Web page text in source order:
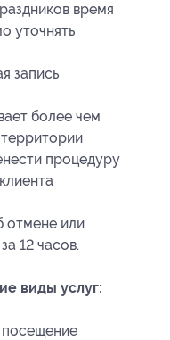
время
уточнять
запись
более чем
процедуру
отмене или
12 часов.
виды услуг: